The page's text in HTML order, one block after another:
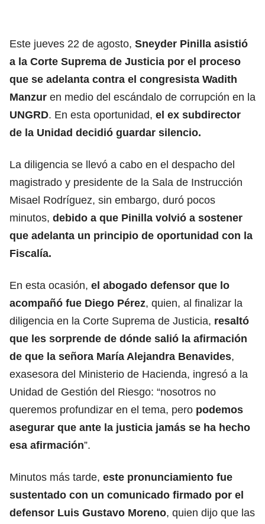
Este jueves 22 de agosto, Sneyder Pinilla asistió
a la Corte Suprema de Justicia por el proceso
que se adelanta contra el congresista Wadith
Manzur en medio del escándalo de corrupción en la
UNGRD. En esta oportunidad, el ex subdirector
de la Unidad decidió guardar silencio.
La diligencia se llevó a cabo en el despacho del
magistrado y presidente de la Sala de Instrucción
Misael Rodríguez, sin embargo, duró pocos
minutos, debido a que Pinilla volvió a sostener
que adelanta un principio de oportunidad con la
Fiscalía.
En esta ocasión, el abogado defensor que lo
acompañó fue Diego Pérez, quien, al finalizar la
diligencia en la Corte Suprema de Justicia, resaltó
que les sorprende de dónde salió la afirmación
de que la señora María Alejandra Benavides,
exasesora del Ministerio de Hacienda, ingresó a la
Unidad de Gestión del Riesgo: “nosotros no
queremos profundizar en el tema, pero podemos
asegurar que ante la justicia jamás se ha hecho
esa afirmación”.
Minutos más tarde, este pronunciamiento fue
sustentado con un comunicado firmado por el
defensor Luis Gustavo Moreno, quien dijo que las